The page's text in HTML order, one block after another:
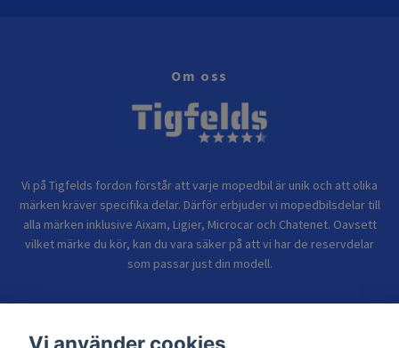
Om oss
Vi på Tigfelds fordon förstår att varje mopedbil är unik och att olika
märken kräver specifika delar. Därför erbjuder vi mopedbilsdelar till
alla märken inklusive Aixam, Ligier, Microcar och Chatenet. Oavsett
vilket märke du kör, kan du vara säker på att vi har de reservdelar
som passar just din modell.